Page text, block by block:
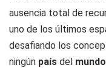
ausencia total de
uno de los últimos
desafiando los
ningún país del mundo